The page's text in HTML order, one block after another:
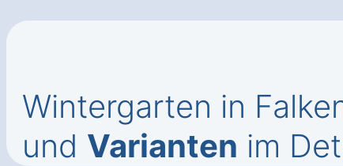
Wintergarten in
und Varianten im